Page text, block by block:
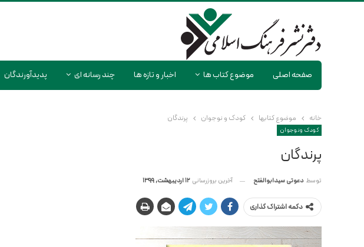
صفحه اصلی موضوع کتاب ها اخبار و تازه ها چند رسانه ای پدیدآورندگان
خانه موضوع کتابها کودک و نوجوان پرندگان
کودک و نوجوان
پرندگان
توسط دعوتی سیدابوالفتح آخرین بروزرسانی 12 اردیبهشت, 1399
دکمه اشتراک گذاری